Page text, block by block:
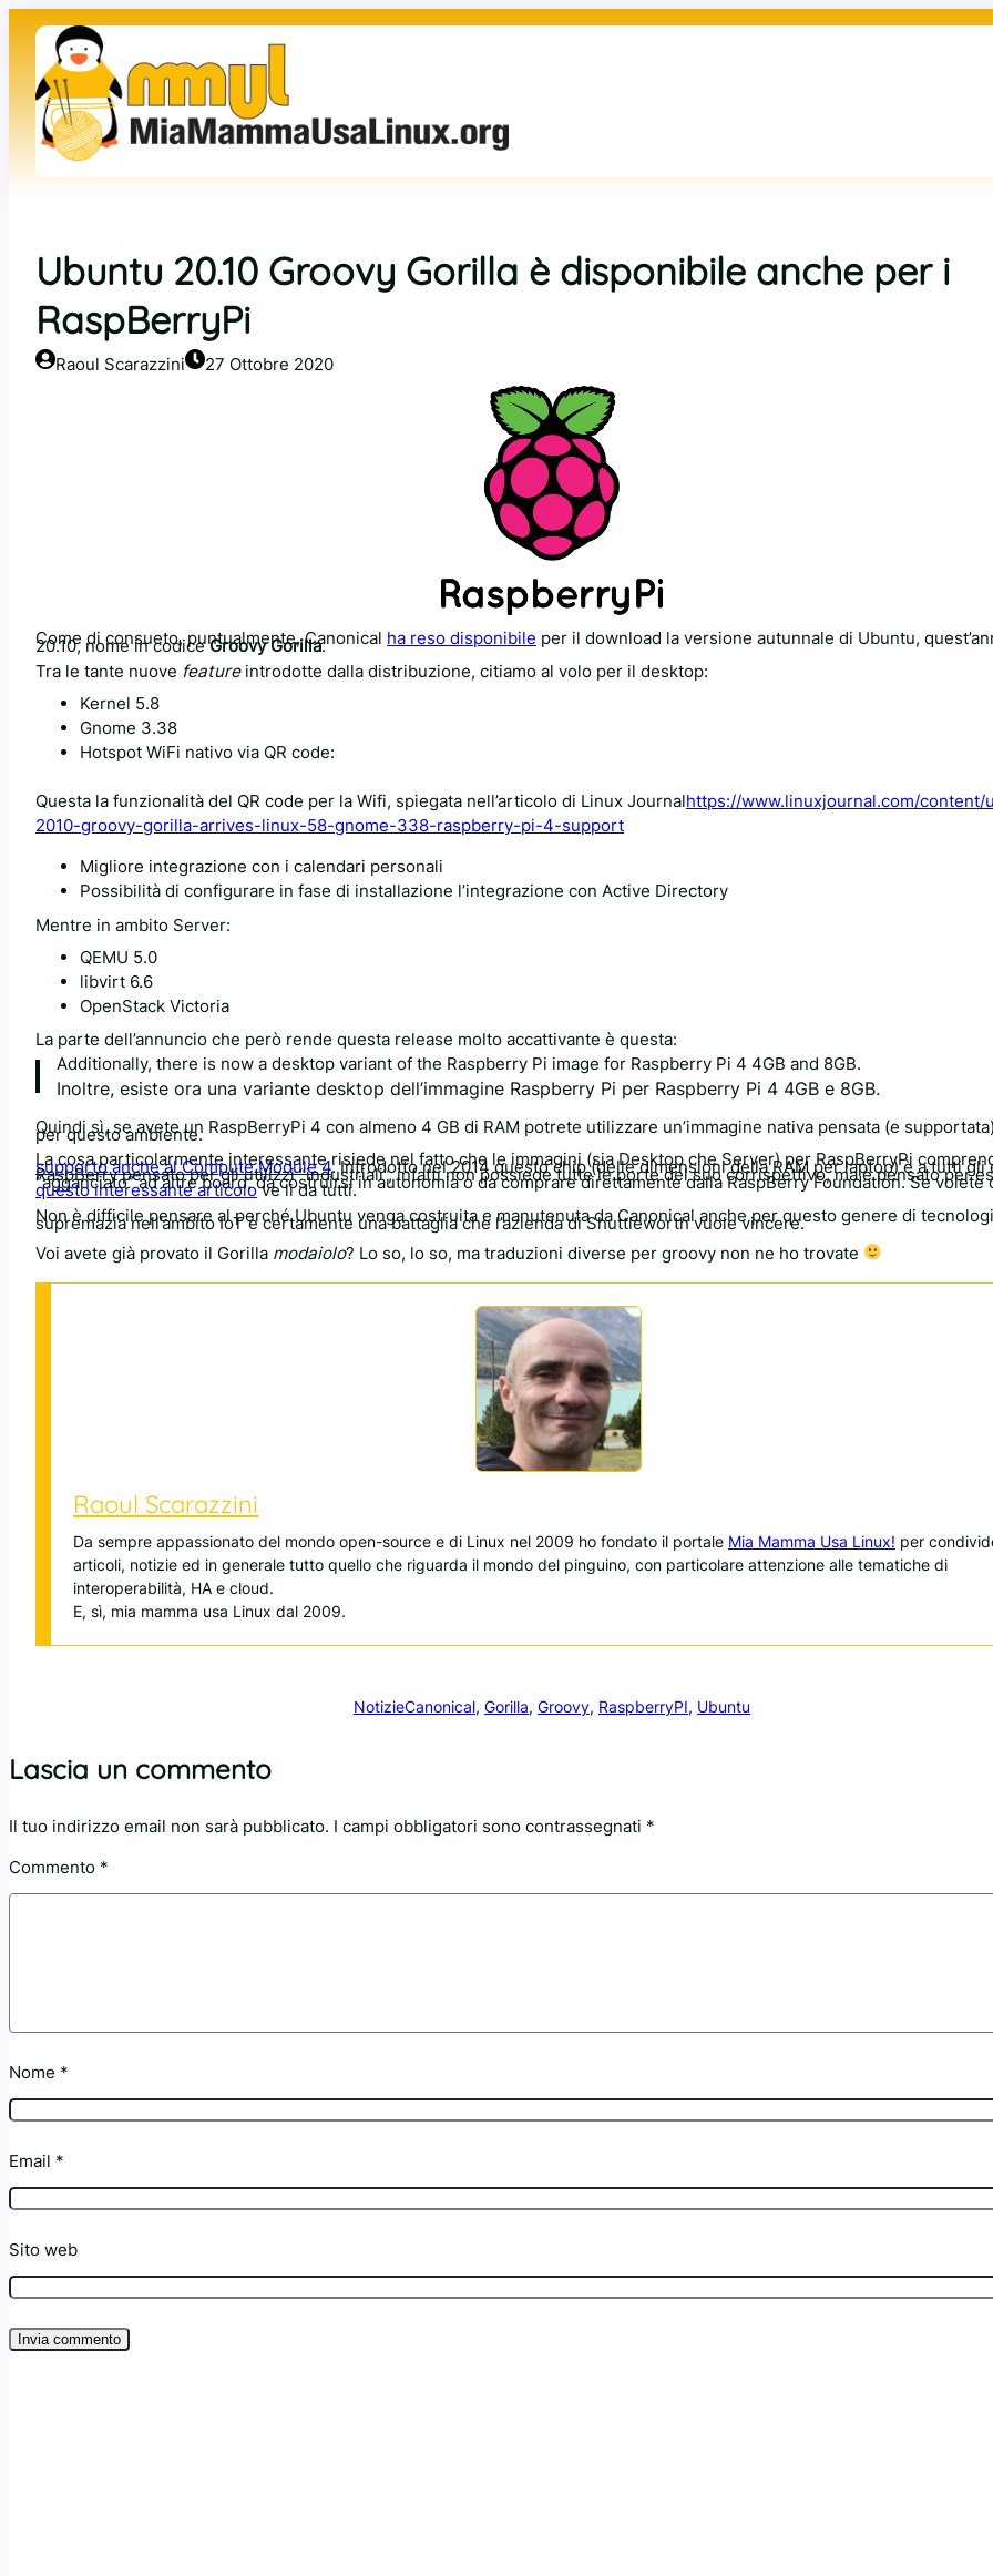
contenuto
Ubuntu 20.10 Groovy Gorilla è disponibile anche per i
RaspBerryPi
Raoul Scarazzini 27 Ottobre 2020
Come di consueto, puntualmente, Canonical ha reso disponibile per il download la versione autunnale di Ubuntu,
20.10, nome in codiceGroovy Gorilla.
Tra le tante nuove featureintrodotte dalla distribuzione, citiamo al volo per il desktop:
Kernel 5.8
Gnome 3.38
Hotspot WiFi nativo via QR code:
Questa la funzionalità del QR code per la Wifi, spiegata nell’articolo di Linux Journalhttps://www.linuxjournal.com/content/
2010-groovy-gorilla-arrives-linux-58-gnome-338-raspberry-pi-4-support
Migliore integrazione con i calendari personali
Possibilità di configurare in fase di installazione l’integrazione con Active Directory
Mentre in ambito Server:
QEMU 5.0
libvirt 6.6
OpenStack Victoria
La parte dell’annuncio che però rende questa release molto accattivante è questa:
Additionally, there is now a desktop variant of the Raspberry Pi image for Raspberry Pi 4 4GB and 8GB.
Inoltre, esiste ora una variante desktop dell’immagine Raspberry Pi per Raspberry Pi 4 4GB e 8GB.
Quindi sì, se avete un RaspBerryPi 4 con almeno 4 GB di RAM potrete utilizzare un’immagine nativa pensata (e
per questo ambiente.
La cosa particolarmente interessante risiede nel fatto che le immagini (sia Desktop che Server) per RaspBerryPi
supporto anche al Compute Module 4. Introdotto nel 2014 questo chip (delle dimensioni della RAM per laptop) è a tutti gli
RaspBerry pensato per gli utilizzi “industriali”, infatti non possiede tutte le porte del suo corrispettivo, ma è pensato per
“agganciato” ad altre board, da costruirsi in autonomia o da comprare direttamente dalla RaspBerry Foundation. Se volete
questo interessante articolove li da tutti.
Non è difficile pensare al perché Ubuntu venga costruita e manutenuta da Canonical anche per questo genere di
supremazia nell’ambito IoT è certamente una battaglia che l’azienda di Shuttleworth vuole vincere.
Voi avete già provato il Gorilla modaiolo? Lo so, lo so, ma traduzioni diverse per groovy non ne ho trovate
Raoul Scarazzini
Da sempre appassionato del mondo open-source e di Linux nel 2009 ho fondato il portale Mia Mamma Usa Linux! per
articoli, notizie ed in generale tutto quello che riguarda il mondo del pinguino, con particolare attenzione alle tematiche di
interoperabilità, HA e cloud.
E, sì, mia mamma usa Linux dal 2009.
NotizieCanonical, Gorilla, Groovy, RaspberryPI, Ubuntu
Lascia un commento
Il tuo indirizzo email non sarà pubblicato. I campi obbligatori sono contrassegnati *
Commento *
Nome *
Email *
Sito web